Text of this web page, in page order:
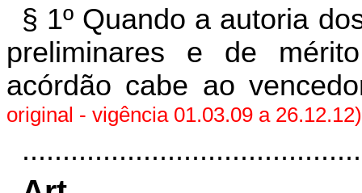
§ 1º Quando a autoria
preliminares e de
acórdão cabe ao
original - vigência 01.03.09 a 26.12.12)